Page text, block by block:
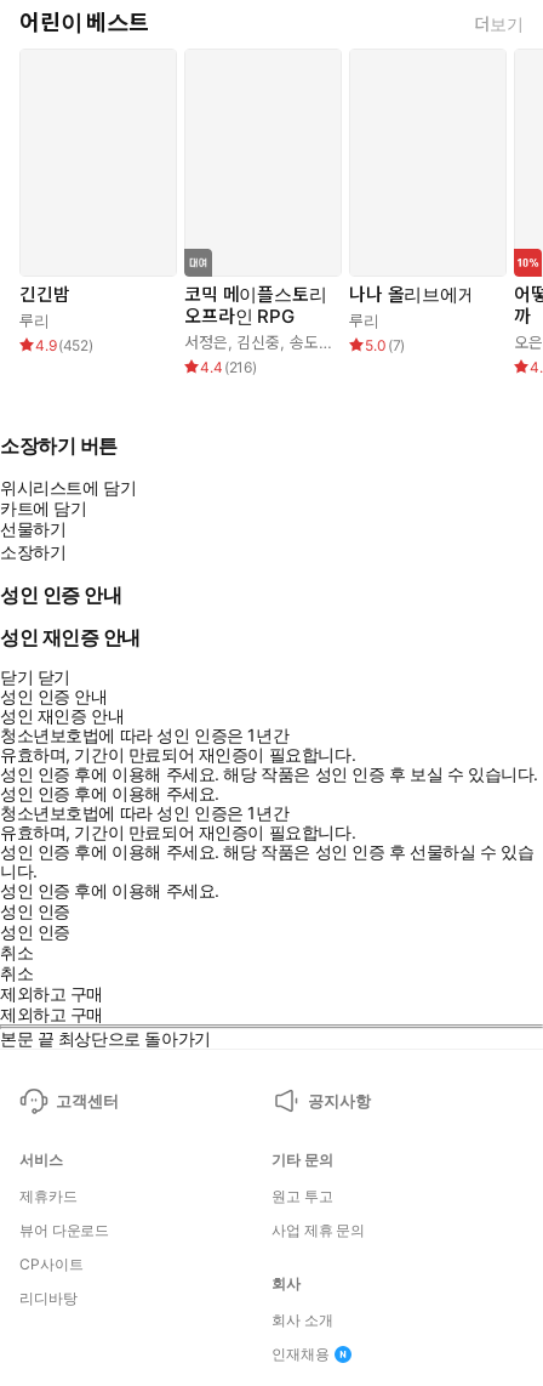
어린이 베스트 더보기
긴긴밤
루리
4.9(452)
코믹 메이플스토리
오프라인 RPG
서정은, 김신중, 송도수
4.4 (216)
나나 올리브에게
루리
5.0 (7)
어
까
오
소장하기 버튼
위시리스트에 담기
카트에 담기
선물하기
소장하기
성인 인증 안내
성인 재인증 안내
닫기 닫기
성인 인증 안내
성인 재인증 안내
청소년보호법에 따라 성인 인증은 1년간
유효하며, 기간이 만료되어 재인증이 필요합니다.
성인 인증 후에 이용해 주세요.해당 작품은 성인 인증 후 보실 수 있습니다.
성인 인증 후에 이용해 주세요.
청소년보호법에 따라 성인 인증은 1년간
유효하며, 기간이 만료되어 재인증이 필요합니다.
성인 인증 후에 이용해 주세요.해당 작품은 성인 인증 후 선물하실 수 있습
니다.
성인 인증 후에 이용해 주세요.
성인 인증
성인 인증
취소
취소
제외하고 구매
제외하고 구매
본문 끝 최상단으로 돌아가기
고객센터 공지사항
서비스
제휴카드
뷰어 다운로드
CP사이트
리디바탕
기타 문의
원고 투고
사업 제휴 문의
회사
회사 소개
인재채용